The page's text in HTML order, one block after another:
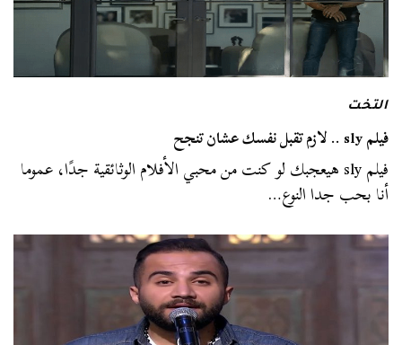
التخت
فيلم sly .. لازم تقبل نفسك عشان تنجح
فيلم sly هيعجبك لو كنت من محبي الأفلام الوثائقية جدًا، عموما
أنا بحب جدا النوع…